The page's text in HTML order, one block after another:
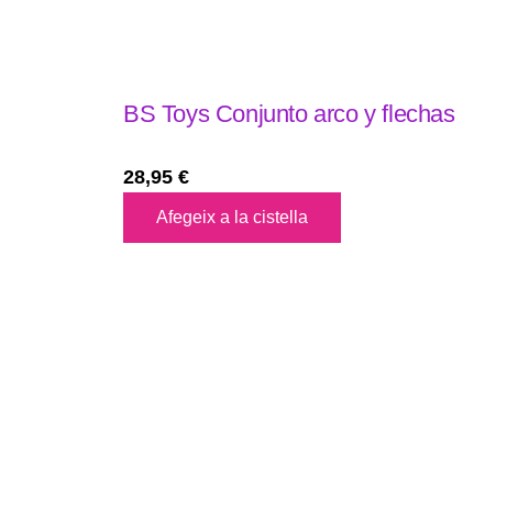
BS Toys Conjunto arco y flechas
28,95 €
Afegeix a la cistella